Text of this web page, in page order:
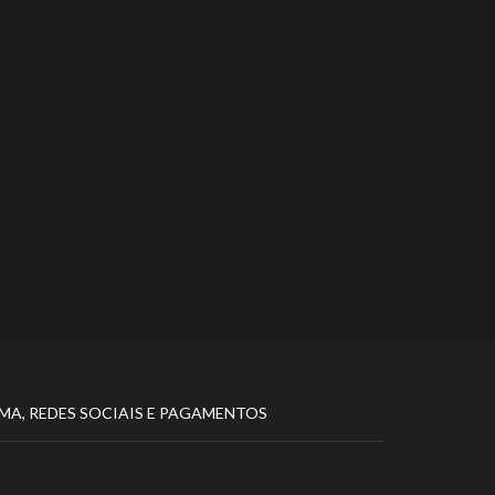
REDES SOCIAIS E PAGAMENTOS